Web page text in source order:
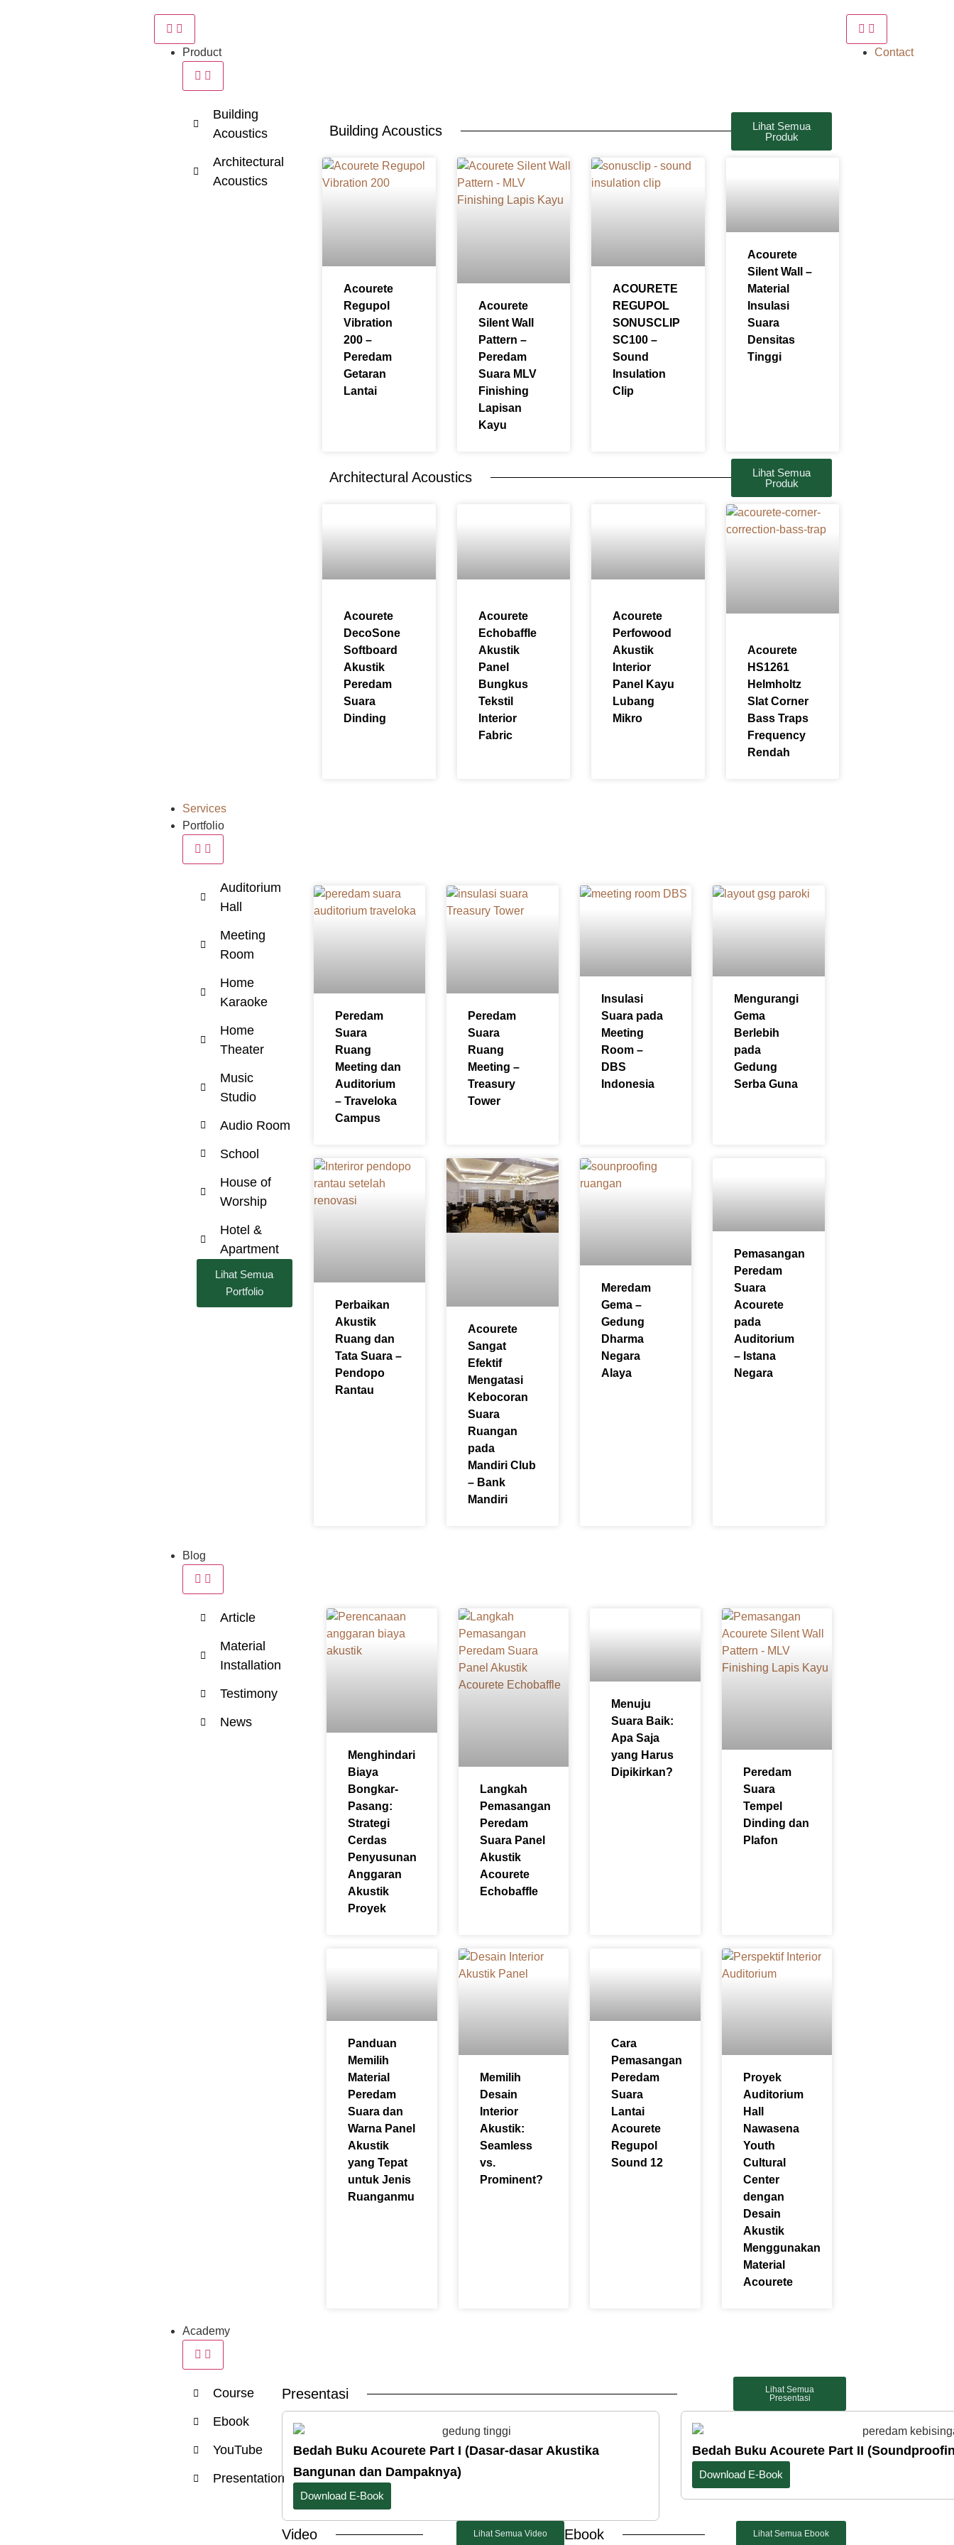
Product
Building
Acoustics
Architectural
Acoustics
Building Acoustics
Lihat Semua
Produk
Acourete
Regupol
Vibration
200 –
Peredam
Getaran
Lantai
Acourete
Silent Wall
Pattern –
Peredam
Suara MLV
Finishing
Lapisan
Kayu
ACOURETE
REGUPOL
SONUSCLIP
SC100 –
Sound
Insulation
Clip
Acourete
Silent Wall –
Material
Insulasi
Suara
Densitas
Tinggi
Architectural Acoustics
Lihat Semua
Produk
Acourete
DecoSone
Softboard
Akustik
Peredam
Suara
Dinding
Acourete
Echobaffle
Akustik
Panel
Bungkus
Tekstil
Interior
Fabric
Acourete
Perfowood
Akustik
Interior
Panel Kayu
Lubang
Mikro
Acourete
HS1261
Helmholtz
Slat Corner
Bass Traps
Frequency
Rendah
Services
Portfolio
Auditorium
Hall
Meeting
Room
Home
Karaoke
Home
Theater
Music
Studio
Audio Room
School
House of
Worship
Hotel &
Apartment
Lihat Semua
Portfolio
Peredam
Suara
Ruang
Meeting dan
Auditorium
– Traveloka
Campus
Peredam
Suara
Ruang
Meeting –
Treasury
Tower
Insulasi
Suara pada
Meeting
Room –
DBS
Indonesia
Mengurangi
Gema
Berlebih
pada
Gedung
Serba Guna
Perbaikan
Akustik
Ruang dan
Tata Suara –
Pendopo
Rantau
Acourete
Sangat
Efektif
Mengatasi
Kebocoran
Suara
Ruangan
pada
Mandiri Club
– Bank
Mandiri
Meredam
Gema –
Gedung
Dharma
Negara
Alaya
Pemasangan
Peredam
Suara
Acourete
pada
Auditorium
– Istana
Negara
Blog
Article
Material
Installation
Testimony
News
Menghindari
Biaya
Bongkar-
Pasang:
Strategi
Cerdas
Penyusunan
Anggaran
Akustik
Proyek
Langkah
Pemasangan
Peredam
Suara Panel
Akustik
Acourete
Echobaffle
Menuju
Suara Baik:
Apa Saja
yang Harus
Dipikirkan?
Peredam
Suara
Tempel
Dinding dan
Plafon
Panduan
Memilih
Material
Peredam
Suara dan
Warna Panel
Akustik
yang Tepat
untuk Jenis
Ruanganmu
Memilih
Desain
Interior
Akustik:
Seamless
vs.
Prominent?
Cara
Pemasangan
Peredam
Suara
Lantai
Acourete
Regupol
Sound 12
Proyek
Auditorium
Hall
Nawasena
Youth
Cultural
Center
dengan
Desain
Akustik
Menggunakan
Material
Acourete
Academy
Course
Ebook
YouTube
Presentation
Presentasi
Lihat Semua
Presentasi
Bedah Buku Acourete Part I (Dasar-dasar Akustika
Bangunan dan Dampaknya)
Download E-Book
Bedah Buku Acourete Part II
Download E-Book
Video Lihat Semua Video Ebook Lihat Semua Ebook
Contact